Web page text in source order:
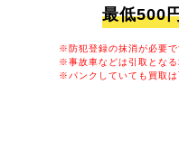
最低500
※防犯登録の抹消が必要で
※事故車などは引取となる
※パンクしていても買取は